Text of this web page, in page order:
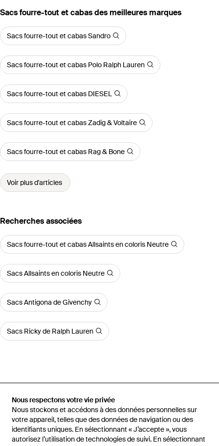
Nous respectons votre vie privée
Nous stockons et accédons à des données personnelles sur
votre appareil, telles que des données de navigation ou des
identifiants uniques. En sélectionnant « J’accepte », vous
autorisez l’utilisation de technologies de suivi. En sélectionnant
‪Sacs fourre-tout et cabas‬ des meilleures marques
Sacs fourre-tout et cabas Sandro
Sacs fourre-tout et cabas Polo Ralph Lauren
Sacs fourre-tout et cabas DIESEL
Sacs fourre-tout et cabas Zadig & Voltaire
Sacs fourre-tout et cabas Rag & Bone
Voir plus d'articles
Recherches associées
Sacs fourre-tout et cabas Allsaints en coloris Neutre
Sacs Allsaints en coloris Neutre
Sacs Antigona de Givenchy
Sacs Ricky de Ralph Lauren
cabas AllSaints
Sac Cabas Ara À Boucle En Peau De Serpent